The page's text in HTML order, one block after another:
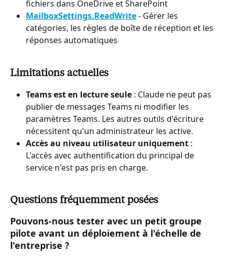
fichiers dans OneDrive et SharePoint
MailboxSettings.ReadWrite - Gérer les
catégories, les règles de boîte de réception et les
réponses automatiques
Limitations actuelles
Teams est en lecture seule : Claude ne peut pas
publier de messages Teams ni modifier les
paramètres Teams. Les autres outils d'écriture
nécessitent qu'un administrateur les active.
Accès au niveau utilisateur uniquement :
L'accès avec authentification du principal de
service n'est pas pris en charge.
Questions fréquemment posées
Pouvons-nous tester avec un petit groupe
pilote avant un déploiement à l'échelle de
l'entreprise ?